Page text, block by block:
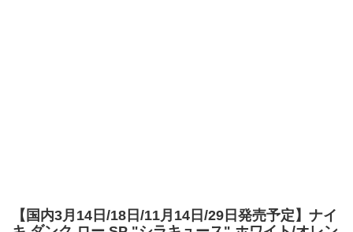
【国内3月14日/18日/11月14日/29日発売予定】ナイ